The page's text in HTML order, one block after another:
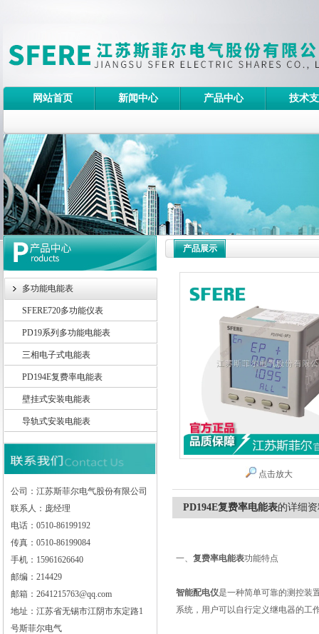
江苏斯菲尔电气股份有限公司
网站首页 新闻中心 产品中心 技术
多功能电能表
SFERE720多功能仪表
PD19系列多功能电能表
三相电子式电能表
PD194E复费率电能表
壁挂式安装电能表
导轨式安装电能表
公司：江苏斯菲尔电气股份有限公司
联系人：庞经理
电话：0510-86199192
传真：0510-86199084
手机：15961626640
邮编：214429
邮箱：2641215763@qq.com
地址：江苏省无锡市江阴市东定路1
号斯菲尔电气
产品展示
点击放大
PD194E复费率电能表的详细
一、 复费率电能表功能特点
智能配电仪是一种简单可靠的测控装
系统，用户可以自行定义继电器的工